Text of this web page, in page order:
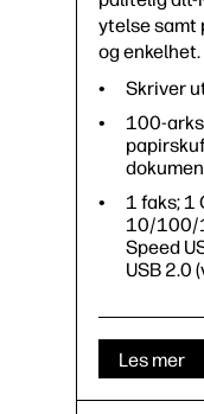
ytelse samt
og enkelhet.
Skriver
100-
1 faks; 1
10/100/
Speed
USB 2.0
Les mer